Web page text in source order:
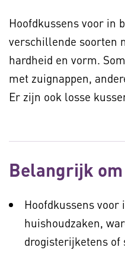
Hoofdkussens voor in
verschillende soorten
hardheid en vorm.
met zuignappen,
Er zijn ook losse
Belangrijk
Hoofdkussens voor
huishoudzaken,
drogisterijketens